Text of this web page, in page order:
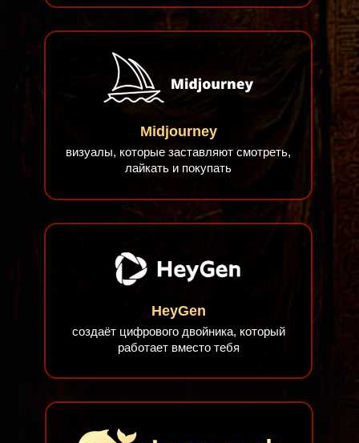
HeyGen
создаёт цифрового двойника, который
работает вместо тебя
Midjourney
визуалы, которые заставляют смотреть,
лайкать и покупать